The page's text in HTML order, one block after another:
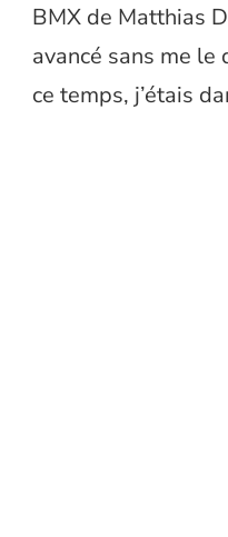
BMX de Matthias
avancé sans me
ce temps, j’étais